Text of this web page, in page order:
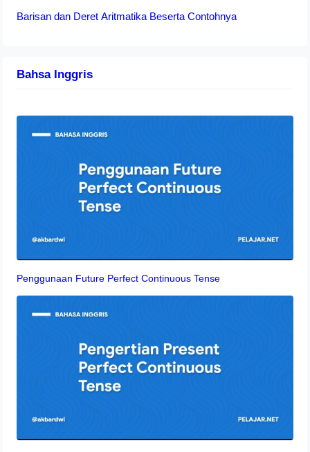
Barisan dan Deret Aritmatika Beserta Contohnya
Bahsa Inggris
Penggunaan Future Perfect Continuous Tense